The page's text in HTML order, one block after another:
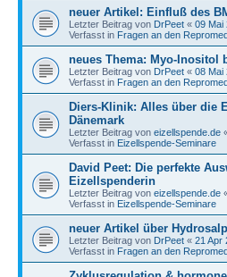
neuer Artikel: Einfluß des
Letzter Beitrag von DrPeet « 09 Mai
Verfasst in Fragen an den
neues Thema: Myo-Inositol
Letzter Beitrag von DrPeet « 08 Mai
Verfasst in Fragen an den
Diers-Klinik: Alles über die
Dänemark
Letzter Beitrag von eizellspende.de
Verfasst in Eizellspende-Seminare
David Peet: Die perfekte
Eizellspenderin
Letzter Beitrag von eizellspende.de
Verfasst in Eizellspende-Seminare
neuer Artikel über
Letzter Beitrag von DrPeet « 21 Apr
Verfasst in Fragen an den